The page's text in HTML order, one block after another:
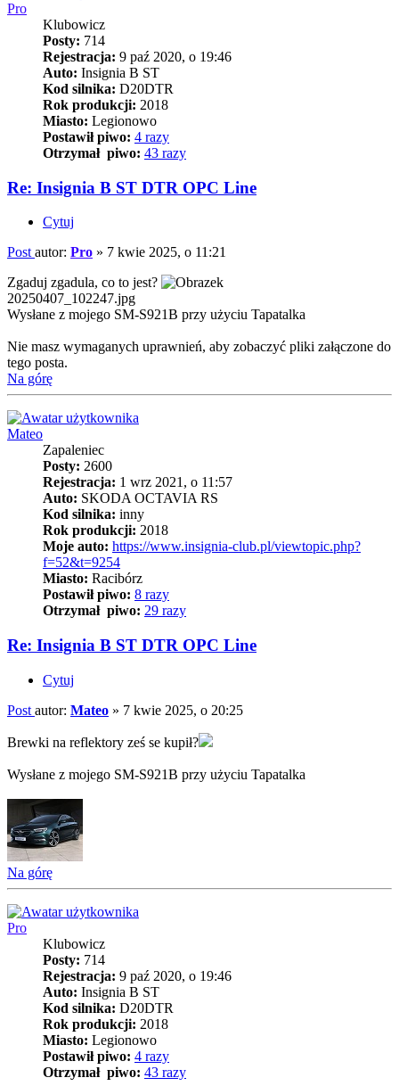
Pro
Klubowicz
Posty: 714
Rejestracja: 9 paź 2020, o 19:46
Auto: Insignia B ST
Kod silnika: D20DTR
Rok produkcji: 2018
Miasto: Legionowo
Postawił piwo: 4 razy
Otrzymał piwo: 43 razy
Re: Insignia B ST DTR OPC Line
Cytuj
Post autor: Pro » 7 kwie 2025, o 11:21
Zgaduj zgadula, co to jest?
20250407_102247.jpg
Wysłane z mojego SM-S921B przy użyciu Tapatalka
Nie masz wymaganych uprawnień, aby zobaczyć pliki załączone do
tego posta.
Na górę
Mateo
Zapaleniec
Posty: 2600
Rejestracja: 1 wrz 2021, o 11:57
Auto: SKODA OCTAVIA RS
Kod silnika: inny
Rok produkcji: 2018
Moje auto: https://www.insignia-club.pl/viewtopic.php?
f=52&t=9254
Miasto: Racibórz
Postawił piwo: 8 razy
Otrzymał piwo: 29 razy
Re: Insignia B ST DTR OPC Line
Cytuj
Post autor: Mateo » 7 kwie 2025, o 20:25
Brewki na reflektory ześ se kupił?
Wysłane z mojego SM-S921B przy użyciu Tapatalka
Na górę
Pro
Klubowicz
Posty: 714
Rejestracja: 9 paź 2020, o 19:46
Auto: Insignia B ST
Kod silnika: D20DTR
Rok produkcji: 2018
Miasto: Legionowo
Postawił piwo: 4 razy
Otrzymał piwo: 43 razy